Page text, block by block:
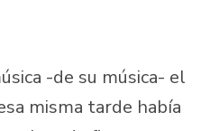
-de su música- el
misma tarde había